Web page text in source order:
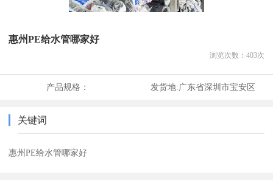
惠州PE给水管哪家好
浏览次数： 403次
产品规格： 发货地:广东省深圳市宝安区
关键词
惠州PE给水管哪家好